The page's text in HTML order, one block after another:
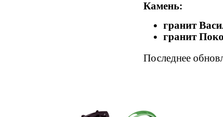
Камень:
гранит
гранит
Последнее